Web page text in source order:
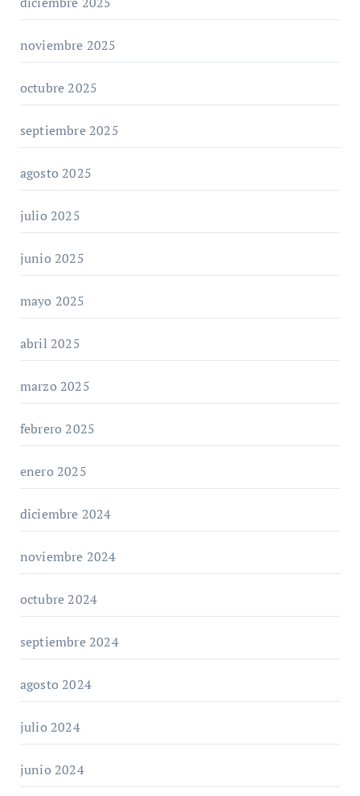
noviembre 2025
octubre 2025
septiembre 2025
agosto 2025
julio 2025
junio 2025
mayo 2025
abril 2025
marzo 2025
febrero 2025
enero 2025
diciembre 2024
noviembre 2024
octubre 2024
septiembre 2024
agosto 2024
julio 2024
junio 2024